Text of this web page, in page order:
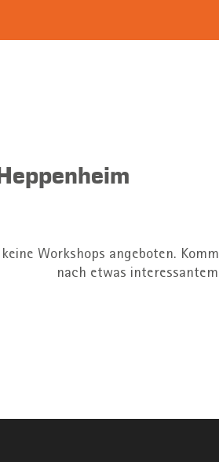
Workshops angeboten.
nach etwas